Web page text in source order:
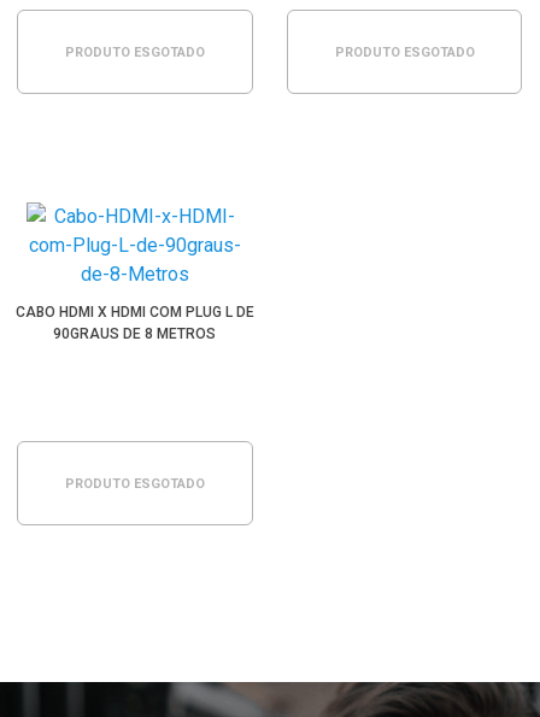
PRODUTO ESGOTADO PRODUTO ESGOTADO
CABO HDMI X HDMI COM PLUG L DE
90GRAUS DE 8 METROS
PRODUTO ESGOTADO